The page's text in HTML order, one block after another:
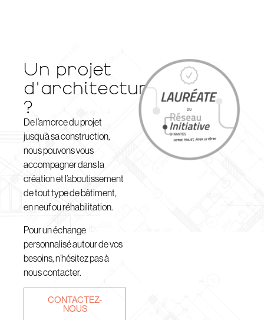
Un projet
d'architecture
?
De l’amorce du projet
jusqu’à sa construction,
nous pouvons vous
accompagner dans la
création et l’aboutissement
de tout type de bâtiment,
en neuf ou réhabilitation.
Pour un échange
personnalisé autour de vos
besoins, n’hésitez pas à
nous contacter.
CONTACTEZ-
NOUS